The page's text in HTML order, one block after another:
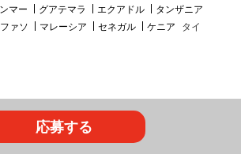
応募する
マー グアテマラ エクアドル
タンザニア
ァソ マレーシア セネガル ケニア タイ